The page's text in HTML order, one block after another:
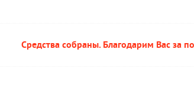
Средства собраны. Благодарим Вас за